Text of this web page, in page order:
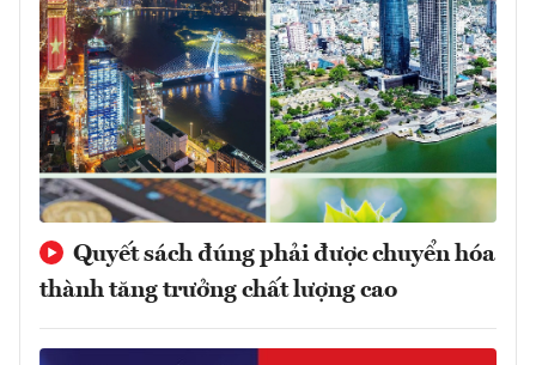
Quyết sách đúng phải được chuyển hóa
thành tăng trưởng chất lượng cao